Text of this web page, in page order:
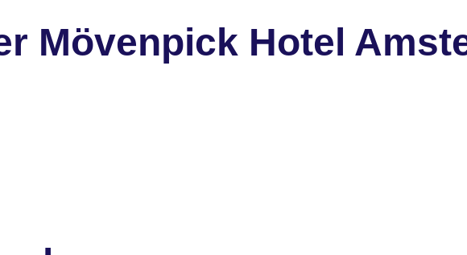
Mövenpick Hotel